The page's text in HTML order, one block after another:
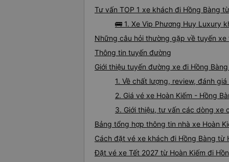
Tư vấn TOP 1 xe khách đi Hồng Bàng
🚌 1. Xe Vip Phương Huy Luxury
Những câu hỏi thường gặp về tuyến xe
Thông tin tuyến đường
Giới thiệu tuyến đường xe đi Hồng
1. Về chất lượng, review, đánh
2. Giá vé xe Hoàn Kiếm - Hồng
3. Giới thiệu, tư vấn các dòng xe
Bảng tổng hợp thông tin nhà xe Hoàn
Cách đặt vé xe khách đi Hồng Bàng từ
Đặt vé xe Tết 2027 từ Hoàn Kiếm đi